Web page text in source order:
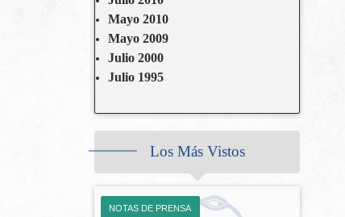
Mayo 2010
Mayo 2009
Julio 2000
Julio 1995
Los Más Vistos
NOTAS DE PRENSA